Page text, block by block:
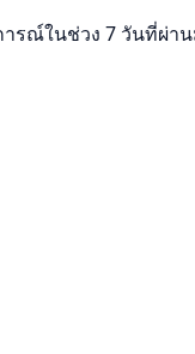
รณ์ในช่วง 7 วันที่ผ่